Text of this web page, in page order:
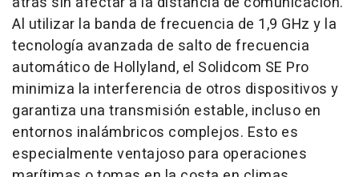
Al utilizar la banda de frecuencia de 1,9 GHz y la
tecnología avanzada de salto de frecuencia
automático de Hollyland, el Solidcom SE Pro
minimiza la interferencia de otros dispositivos y
garantiza una transmisión estable, incluso en
entornos inalámbricos complejos. Esto es
especialmente ventajoso para operaciones